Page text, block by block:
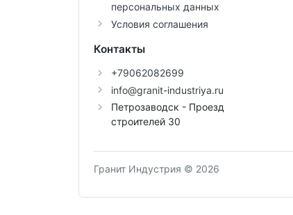
персональных данных
Условия соглашения
Контакты
+79062082699
info@granit-industriya.ru
Петрозаводск - Проезд
строителей 30
Гранит Индустрия © 2026